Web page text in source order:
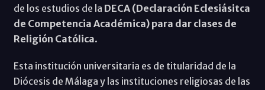
de los estudios de la DECA (Declaración Eclesiásitca
de Competencia Académica) para dar clases de
Religión Católica.
Esta institución universitaria es de titularidad de la
Diócesis de Málaga y las instituciones religiosas de las